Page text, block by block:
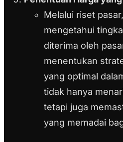
Melalui riset
mengetahui
diterima oleh
menentukan
yang optimal
tidak hanya
tetapi juga
yang memadai